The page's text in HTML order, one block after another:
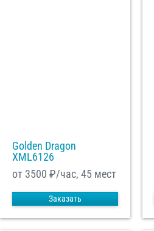
Golden Dragon
XML6126
от 3500 ₽/час, 45 мест
Заказать